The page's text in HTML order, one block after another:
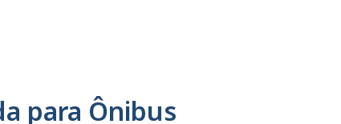
para Ônibus